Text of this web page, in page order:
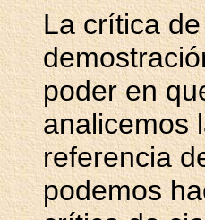
La crítica
poder en
analicemos
referencia
podemos